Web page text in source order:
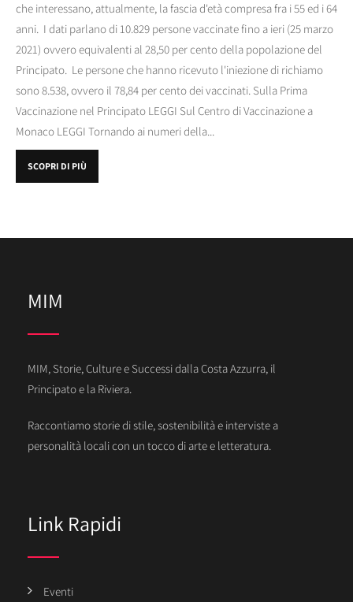
che interessano, attualmente, la fascia d'età compresa fra i 55 ed i 64
anni. I dati parlano di 10.829 persone vaccinate fino a ieri (25 marzo
2021) ovvero equivalenti al 28,50 per cento della popolazione del
Principato. Le persone che hanno ricevuto l'iniezione di richiamo
sono 8.538, ovvero il 78,84 per cento dei vaccinati. Sulla Prima
Vaccinazione nel Principato LEGGI Sul Centro di Vaccinazione a
Monaco LEGGI Tornando ai numeri della...
SCOPRI DI PIÙ
MIM
MIM, Storie, Culture e Successi dalla Costa Azzurra, il
Principato e la Riviera.
Raccontiamo storie di stile, sostenibilità e interviste a
personalità locali con un tocco di arte e letteratura.
Link Rapidi
Eventi